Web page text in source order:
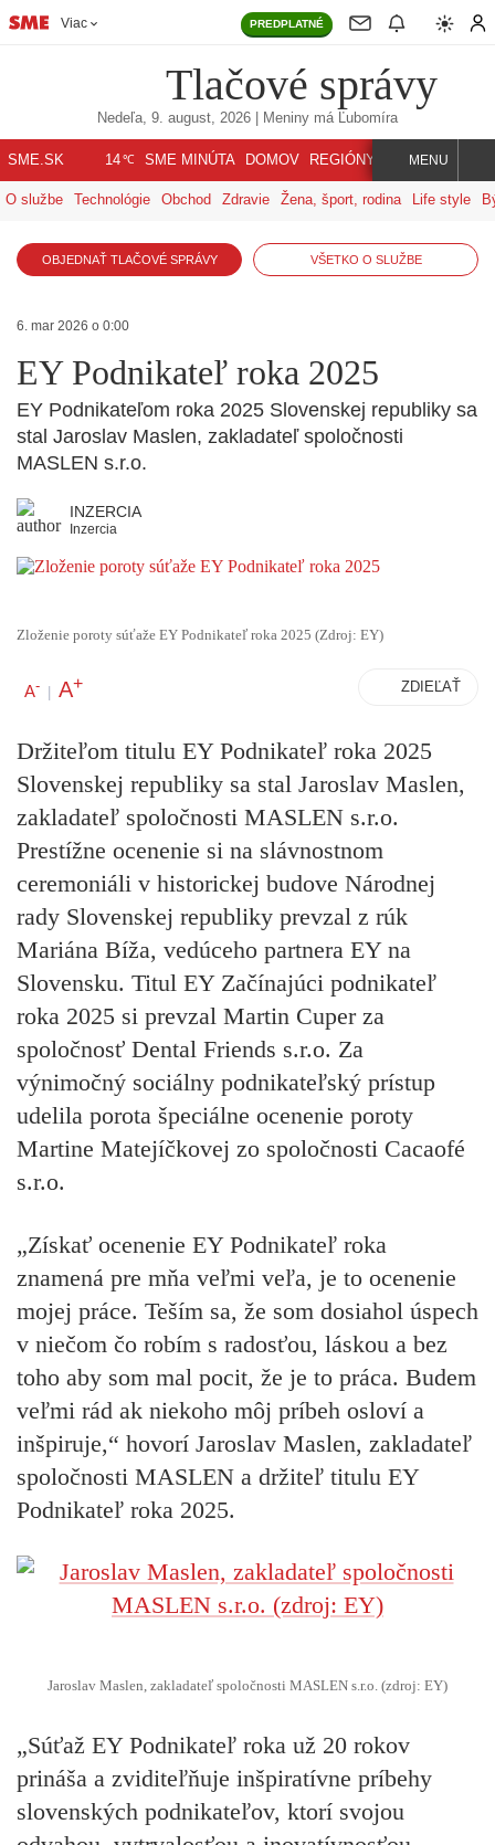
Viac PREDPLATNÉ
Tlačové správy
Nedeľa, 9. august, 2026 | Meniny má Ľubomíra
SME.SK 14℃ SME MINÚTA DOMOV REGIÓNY INDEX SVET
MENU
O službe Technológie Obchod Zdravie Žena, šport, rodina Life style
OBJEDNAŤ TLAČOVÉ SPRÁVY VŠETKO O SLUŽBE
6. mar 2026 o 0:00
EY Podnikateľ roka 2025
EY Podnikateľom roka 2025 Slovenskej republiky sa
stal Jaroslav Maslen, zakladateľ spoločnosti
MASLEN s.r.o.
INZERCIA
Inzercia
Zloženie poroty súťaže EY Podnikateľ roka 2025 (Zdroj: EY)
A- | A+ ZDIEĽAŤ
Držiteľom titulu EY Podnikateľ roka 2025
Slovenskej republiky sa stal Jaroslav Maslen,
zakladateľ spoločnosti MASLEN s.r.o.
Prestížne ocenenie si na slávnostnom
ceremoniáli v historickej budove Národnej
rady Slovenskej republiky prevzal z rúk
Mariána Bíža, vedúceho partnera EY na
Slovensku. Titul EY Začínajúci podnikateľ
roka 2025 si prevzal Martin Cuper za
spoločnosť Dental Friends s.r.o. Za
výnimočný sociálny podnikateľský prístup
udelila porota špeciálne ocenenie poroty
Martine Matejíčkovej zo spoločnosti Cacaofé
s.r.o.
„Získať ocenenie EY Podnikateľ roka
znamená pre mňa veľmi veľa, je to ocenenie
mojej práce. Teším sa, že som dosiahol úspech
v niečom čo robím s radosťou, láskou a bez
toho aby som mal pocit, že je to práca. Budem
veľmi rád ak niekoho môj príbeh osloví a
inšpiruje,“ hovorí Jaroslav Maslen, zakladateľ
spoločnosti MASLEN a držiteľ titulu EY
Podnikateľ roka 2025.
Jaroslav Maslen, zakladateľ spoločnosti MASLEN s.r.o. (zdroj: EY)
„Súťaž EY Podnikateľ roka už 20 rokov
prináša a zviditeľňuje inšpiratívne príbehy
slovenských podnikateľov, ktorí svojou